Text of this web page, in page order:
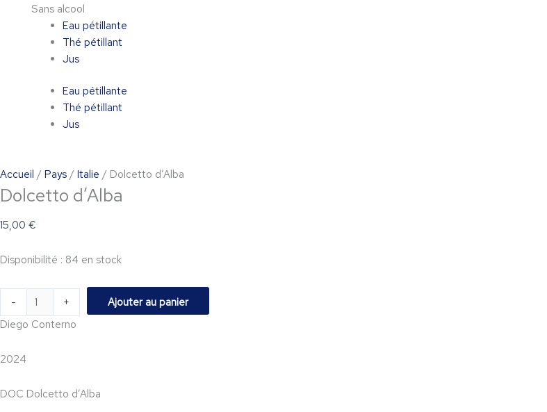
Sans alcool
Eau pétillante
Thé pétillant
Jus
Eau pétillante
Thé pétillant
Jus
Accueil / Pays / Italie / Dolcetto d’Alba
Dolcetto d’Alba
15,00 €
Disponibilité : 84 en stock
- +
Ajouter au panier
Diego Conterno
2024
DOC Dolcetto d’Alba